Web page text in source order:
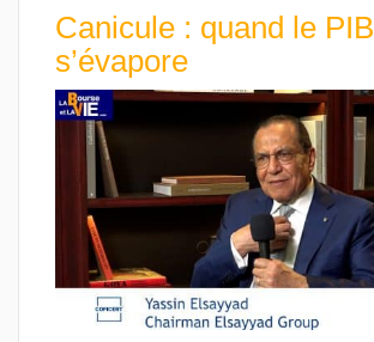
Canicule : quand le PIB
s’évapore